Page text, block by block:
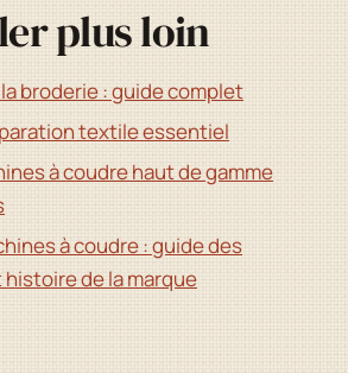
plus loin
broderie : guide complet
textile essentiel
à coudre haut de gamme
à coudre : guide des
de la marque